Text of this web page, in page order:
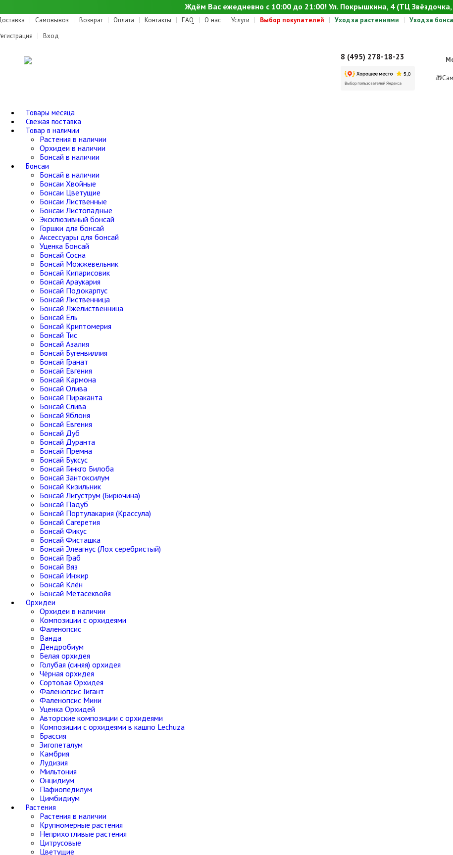
Ждём Вас ежедневно с 10:00 до 21:00! Ул. Покрышкина, 4 (ТЦ
Самовывоз Возврат Оплата Контакты FAQ О нас Услуги Выбор покупателей Уход за растениями Уход за
Вход
8 (495) 278-18-23
Товары месяца
Свежая поставка
Товар в наличии
Растения в наличии
Орхидеи в наличии
Бонсай в наличии
Бонсаи
Бонсай в наличии
Бонсаи Хвойные
Бонсаи Цветущие
Бонсаи Лиственные
Бонсаи Листопадные
Эксклюзивный бонсай
Горшки для бонсай
Аксессуары для бонсай
Уценка Бонсай
Бонсай Сосна
Бонсай Можжевельник
Бонсай Кипарисовик
Бонсай Араукария
Бонсай Подокарпус
Бонсай Лиственница
Бонсай Лжелиственница
Бонсай Ель
Бонсай Криптомерия
Бонсай Тис
Бонсай Азалия
Бонсай Бугенвиллия
Бонсай Гранат
Бонсай Евгения
Бонсай Кармона
Бонсай Олива
Бонсай Пираканта
Бонсай Слива
Бонсай Яблоня
Бонсай Евгения
Бонсай Дуб
Бонсай Дуранта
Бонсай Премна
Бонсай Буксус
Бонсай Гинкго Билоба
Бонсай Зантоксилум
Бонсай Кизильник
Бонсай Лигуструм (Бирючина)
Бонсай Падуб
Бонсай Портулакария (Крассула)
Бонсай Сагеретия
Бонсай Фикус
Бонсай Фисташка
Бонсай Элеагнус (Лох серебристый)
Бонсай Граб
Бонсай Вяз
Бонсай Инжир
Бонсай Клён
Бонсай Метасеквойя
Орхидеи
Орхидеи в наличии
Композиции с орхидеями
Фаленопсис
Ванда
Дендробиум
Белая орхидея
Голубая (синяя) орхидея
Чёрная орхидея
Сортовая Орхидея
Фаленопсис Гигант
Фаленопсис Мини
Уценка Орхидей
Авторские композиции с орхидеями
Композиции с орхидеями в кашпо Lechuza
Брассия
Зигопеталум
Камбрия
Лудизия
Мильтония
Онцидиум
Пафиопедилум
Цимбидиум
Растения
Растения в наличии
Крупномерные растения
Неприхотливые растения
Цитрусовые
Цветущие